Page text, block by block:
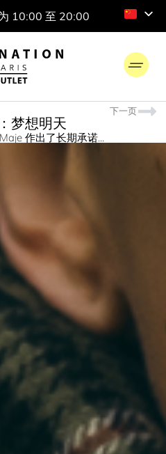
10:00 至 20:00
梦想明天
作出了长期承诺...
下一页